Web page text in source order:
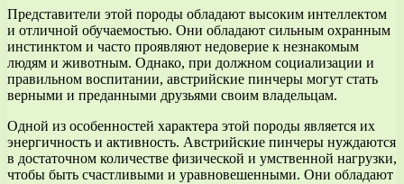
Представители этой породы обладают высоким интеллектом
и отличной обучаемостью. Они обладают сильным охранным
инстинктом и часто проявляют недоверие к незнакомым
людям и животным. Однако, при должном социализации и
правильном воспитании, австрийские пинчеры могут стать
верными и преданными друзьями своим владельцам.
Одной из особенностей характера этой породы является их
энергичность и активность. Австрийские пинчеры нуждаются
в достаточном количестве физической и умственной нагрузки,
чтобы быть счастливыми и уравновешенными. Они обладают